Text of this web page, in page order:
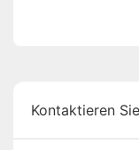
Kontaktieren